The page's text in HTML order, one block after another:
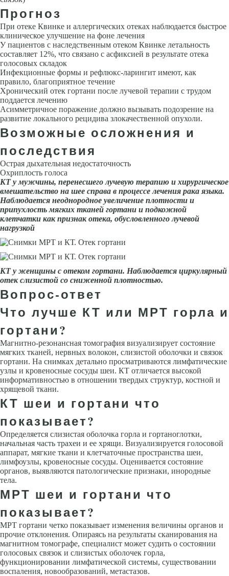
Прогноз
При отеке Квинке и аллергических отеках наблюдается быстрое
клиниче­ское улучшение на фоне лечения
У пациентов с наследственным отеком Квинке летальность
составляет 12%, что связано с асфиксией в результате отека
голосовых складок
Инфекционные формы и рефлюкс-ларингит имеют, как
правило, благоприятное течение
Хронический отек гортани после лучевой терапии с трудом
поддается лечению
Асимметричное по­ражение должно вызывать подозрение на
развитие локального рецидива злокачественной опухоли.
Возможные осложнения и
последствия
Острая дыхательная недостаточность
Охриплость голоса
КТ у мужчины, перенесшего луче­вую терапию и хирургическое
вмешатель­ство на шее справа в процессе лечения рака языка.
Наблюдается неоднородное увеличе­ние плотности и
припухлость мягких тканей гортани и подкожной
клетчатки как признак отека, обусловленного лучевой
нагрузкой
КТ у женщины с отеком гортани. Наблюдается циркулярный
отек слизистой со сниженной плотностью.
Вопрос-ответ
Что лучше КТ или МРТ горла и
гортани?
Магнитно-резонансная томография визуализирует состояние
мягких тканей, нервных волокон, слизистой оболочки и связок
гортани. На снимках детально просматриваются лимфатические
узлы и кровеносные сосуды шеи. КТ отличается высокой
информативностью в отношении твердых структур, костной и
хрящевой ткани.
КТ шеи и гортани что
показывает?
Определяется слизистая оболочка горла и гортаноглотки,
начальная часть трахеи и ее хрящи. Визуализируется голосовой
аппарат, мягкие ткани и клетчаточные пространства шеи,
лимфоузлы, кровеносные сосуды. Оценивается состояние
органов, выявляются патологические признаки, инородные
тела.
МРТ шеи и гортани что
показывает?
МРТ гортани четко показывает изменения величины органов и
прочие отклонения. Опираясь на результаты сканирования на
магнитном томографе, специалист может судить о состоянии
голосовых связок и слизистых оболочек горла,
функционировании лимфатической системы, существовании
воспаления, новообразований, метастазов.